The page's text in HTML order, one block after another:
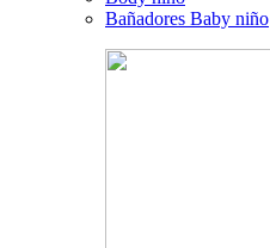
Bañadores Baby niño